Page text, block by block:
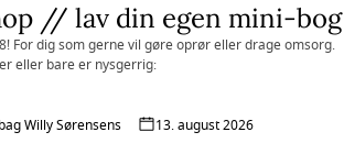
// lav din egen mini-bog
For dig som gerne vil gøre oprør eller drage omsorg.
eller bare er nysgerrig:
Willy Sørensens
13. august 2026